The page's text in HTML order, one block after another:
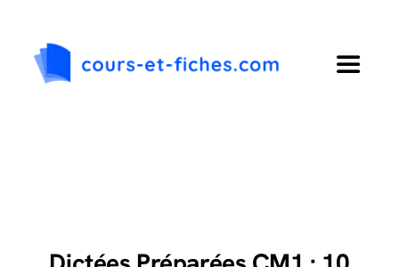
contenu
Toggle